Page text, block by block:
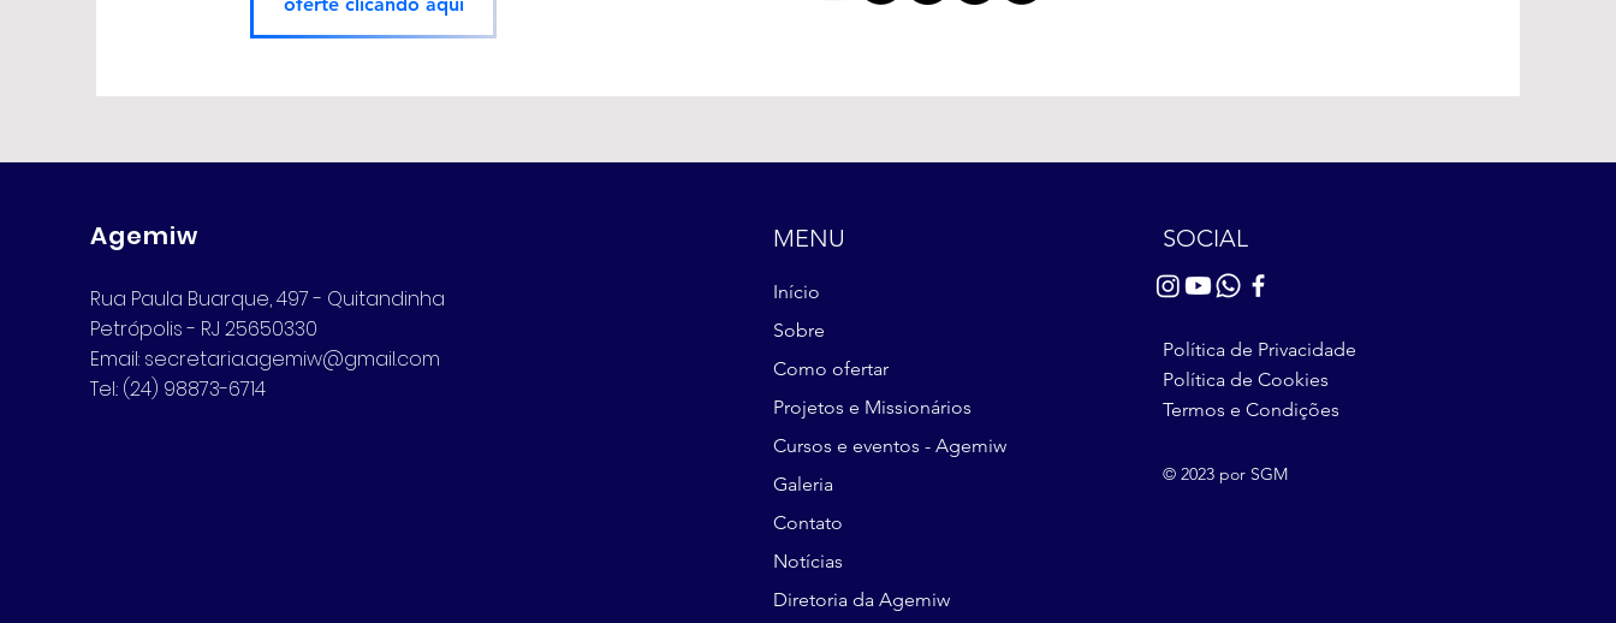
Agemiw
Rua Paula Buarque, 497 - Quitandinha
Petrópolis - RJ 25650330
Email: secretaria.agemiw@gmail.com
Tel.: (24) 98873-6714
MENU
Início
Sobre
Como ofertar
Projetos e Missionários
Cursos e eventos - Agemiw
Galeria
Contato
Notícias
Diretoria da Agemiw
SOCIAL
Política de Privacidade
Política de Cookies
Termos e Condições
© 2023 por SGM